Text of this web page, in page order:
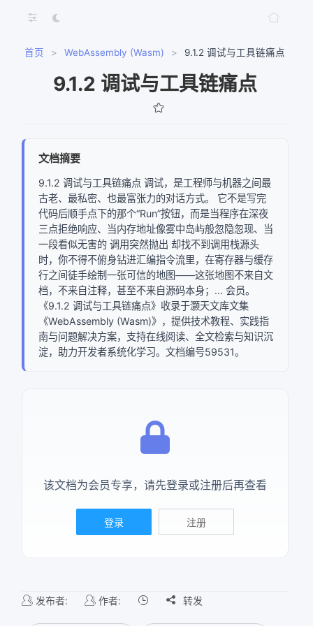
首页 > WebAssembly (Wasm) > 9.1.2 调试与工具链痛点
9.1.2 调试与工具链痛点
文档摘要
9.1.2 调试与工具链痛点 调试，是工程师与机器之间最
古老、最私密、也最富张力的对话方式。 它不是写完
代码后顺手点下的那个“Run”按钮，而是当程序在深夜
三点拒绝响应、当内存地址像雾中岛屿般忽隐忽现、当
一段看似无害的 调用突然抛出 却找不到调用栈源头
时，你不得不俯身钻进汇编指令流里，在寄存器与缓存
行之间徒手绘制一张可信的地图——这张地图不来自文
档，不来自注释，甚至不来自源码本身；… 会员。
《9.1.2 调试与工具链痛点》收录于灏天文库文集
《WebAssembly (Wasm)》，提供技术教程、实践指
南与问题解决方案，支持在线阅读、全文检索与知识沉
淀，助力开发者系统化学习。文档编号59531。
该文档为会员专享，请先登录或注册后再查看
登录 注册
发布者: 作者:  转发
网络错误
获取文档树失败，请稍后重试
确定